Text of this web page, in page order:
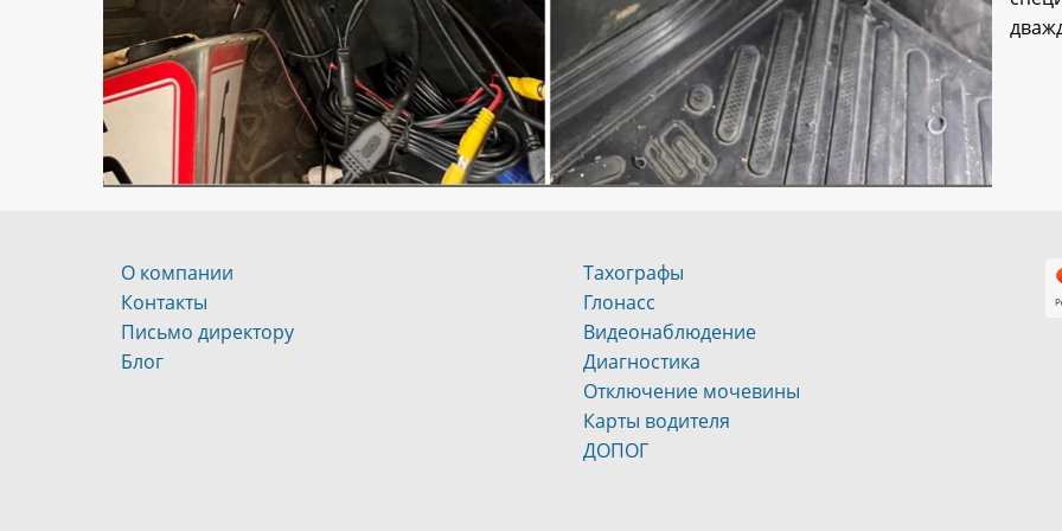
О компании
Контакты
Письмо директору
Блог
Тахографы
Глонасс
Видеонаблюдение
Диагностика
Отключение мочевины
Карты водителя
ДОПОГ